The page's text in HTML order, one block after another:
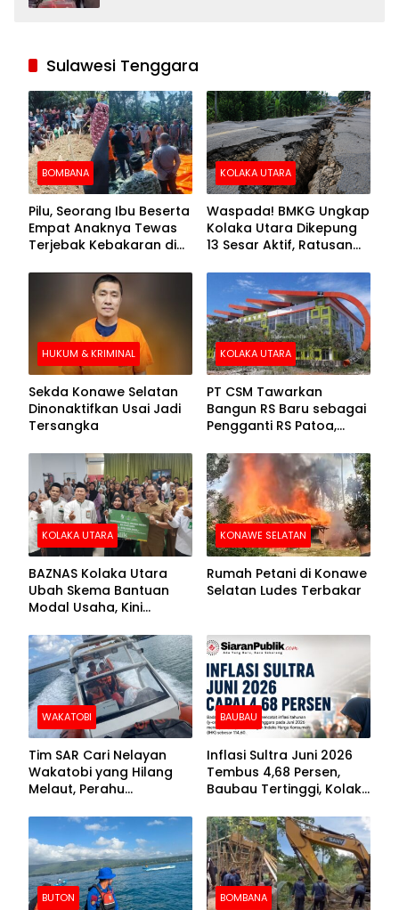
Sulawesi Tenggara
BOMBANA
Pilu, Seorang Ibu Beserta
Empat Anaknya Tewas
Terjebak Kebakaran di
KOLAKA UTARA
Waspada! BMKG Ungkap
Kolaka Utara Dikepung
13 Sesar Aktif, Ratusan
HUKUM & KRIMINAL
Sekda Konawe Selatan
Dinonaktifkan Usai Jadi
Tersangka
KOLAKA UTARA
PT CSM Tawarkan
Bangun RS Baru sebagai
Pengganti RS Patoa,
Kolut
KOLAKA UTARA
BAZNAS Kolaka Utara
Ubah Skema Bantuan
Modal Usaha, Kini
Barang Senilai Rp419,5
Juta
KONAWE SELATAN
Rumah Petani di Konawe
Selatan Ludes Terbakar
WAKATOBI
Tim SAR Cari Nelayan
Wakatobi yang Hilang
Melaut, Perahu
Kemasukan Air
BAUBAU
Inflasi Sultra Juni 2026
Tembus 4,68 Persen,
Baubau Tertinggi, Kolaka
BUTON BOMBANA